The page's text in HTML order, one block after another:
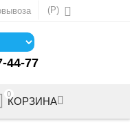
(Р)
44-77
0
КОРЗИНА